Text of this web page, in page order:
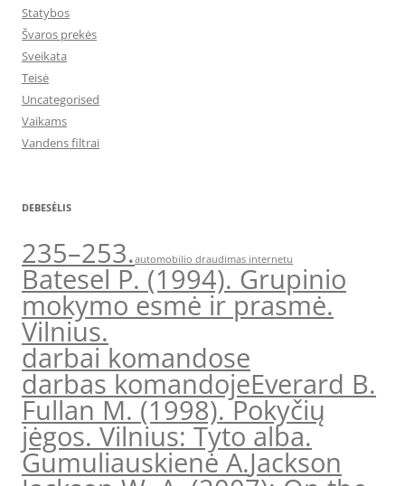
Statybos
Švaros prekės
Sveikata
Teisė
Uncategorised
Vaikams
Vandens filtrai
DEBESĖLIS
235–253.automobilio draudimas internetu
Batesel P. (1994). Grupinio
mokymo esmė ir prasmė.
Vilnius.
darbai komandose
darbas komandojeEverard B.
Fullan M. (1998). Pokyčių
jėgos. Vilnius: Tyto alba.
Gumuliauskienė A.Jackson